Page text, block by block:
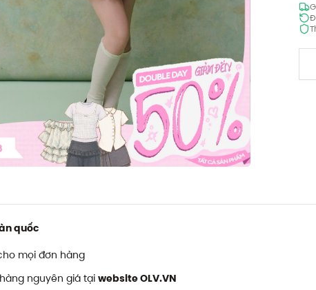
quốc
mọi đơn hàng
nguyên giá tại website OLV.VN